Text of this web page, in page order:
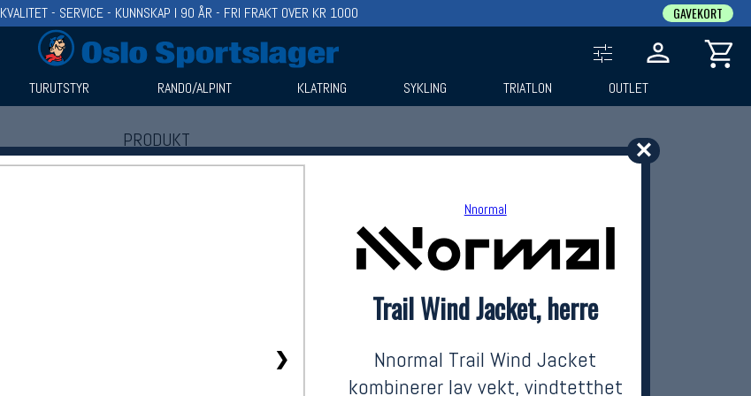
✕
❯
Nnormal
Trail Wind Jacket, herre
Nnormal Trail Wind Jacket
kombinerer lav vekt, vindtetthet
KVALITET - SERVICE - KUNNSKAP I 90 ÅR - FRI FRAKT OVER KR 1000 GAVEKORT
TURUTSTYR RANDO/ALPINT KLATRING SYKLING TRIATLON OUTLET
PRODUKT
Produkter (1)